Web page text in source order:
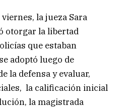
la jueza Sara
otorgar la libertad
que estaban
adoptó luego de
la defensa y evaluar,
la calificación inicial
la magistrada